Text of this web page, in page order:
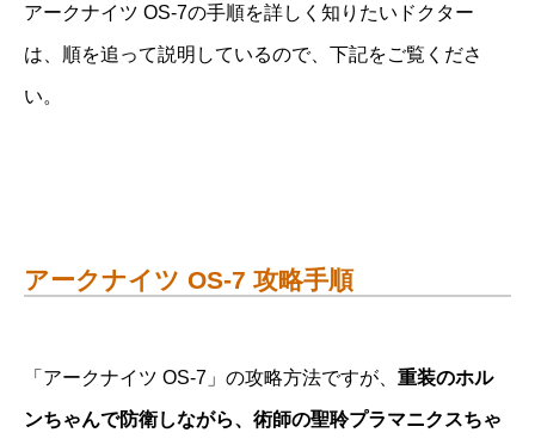
アークナイツ OS-7の手順を詳しく知りたいドクター
は、順を追って説明しているので、下記をご覧くださ
い。
アークナイツ OS-7 攻略手順
「アークナイツ OS-7」の攻略方法ですが、 重装のホル
ンちゃんで防衛しながら、術師の聖聆プラマニクスちゃ